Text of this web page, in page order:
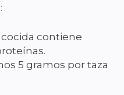
contiene
5 gramos por taza